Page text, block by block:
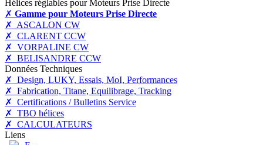
Hélices réglables pour Moteurs Prise Directe
✗ Gamme pour Moteurs Prise Directe
✗ ASCALON CW
✗ CLARENT CCW
✗ VORPALINE CW
✗ BELISANDRE CCW
Données Techniques
✗ Design, LUKY, Essais, MoI, Performances
✗ Fabrication, Titane, Equilibrage, Tracking
✗ Certifications / Bulletins Service
✗ TBO hélices
✗ CALCULATEURS
Liens